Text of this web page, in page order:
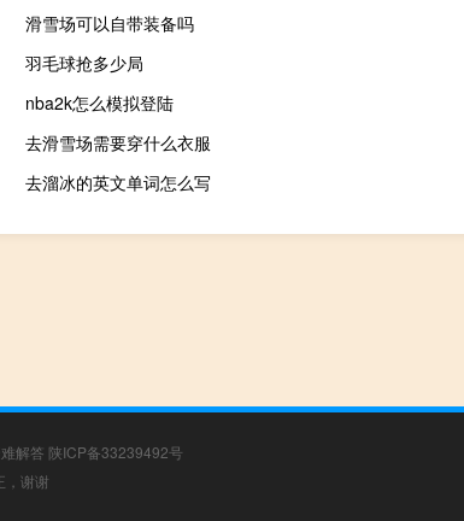
滑雪场可以自带装备吗
羽毛球抢多少局
nba2k怎么模拟登陆
去滑雪场需要穿什么衣服
去溜冰的英文单词怎么写
解答 陕ICP备33239492号
，谢谢